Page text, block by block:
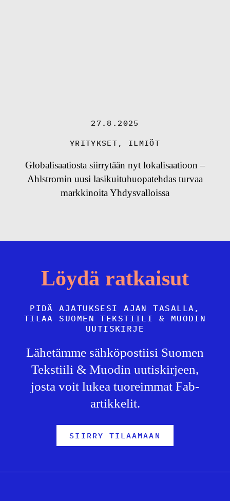
27.8.2025
YRITYKSET , ILMIÖT
Globalisaatiosta siirrytään nyt lokalisaatioon –
Ahlstromin uusi lasikuituhuopatehdas turvaa
markkinoita Yhdysvalloissa
Löydä ratkaisut
PIDÄ AJATUKSESI AJAN TASALLA,
TILAA SUOMEN TEKSTIILI & MUODIN
UUTISKIRJE
Lähetämme sähköpostiisi Suomen
Tekstiili & Muodin uutiskirjeen,
josta voit lukea tuoreimmat Fab-
artikkelit.
SIIRRY TILAAMAAN